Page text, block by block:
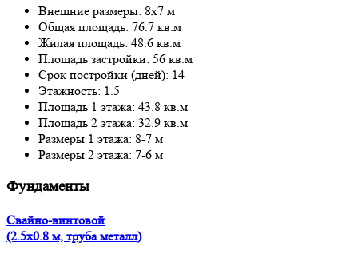
Внешние размеры: 8x7 м
Общая площадь: 76.7 кв.м
Жилая площадь: 48.6 кв.м
Площадь застройки: 56 кв.м
Срок постройки (дней): 14
Этажность: 1.5
Площадь 1 этажа: 43.8 кв.м
Площадь 2 этажа: 32.9 кв.м
Размеры 1 этажа: 8-7 м
Размеры 2 этажа: 7-6 м
Фундаменты
Свайно-винтовой
(2.5x0.8 м, труба металл)